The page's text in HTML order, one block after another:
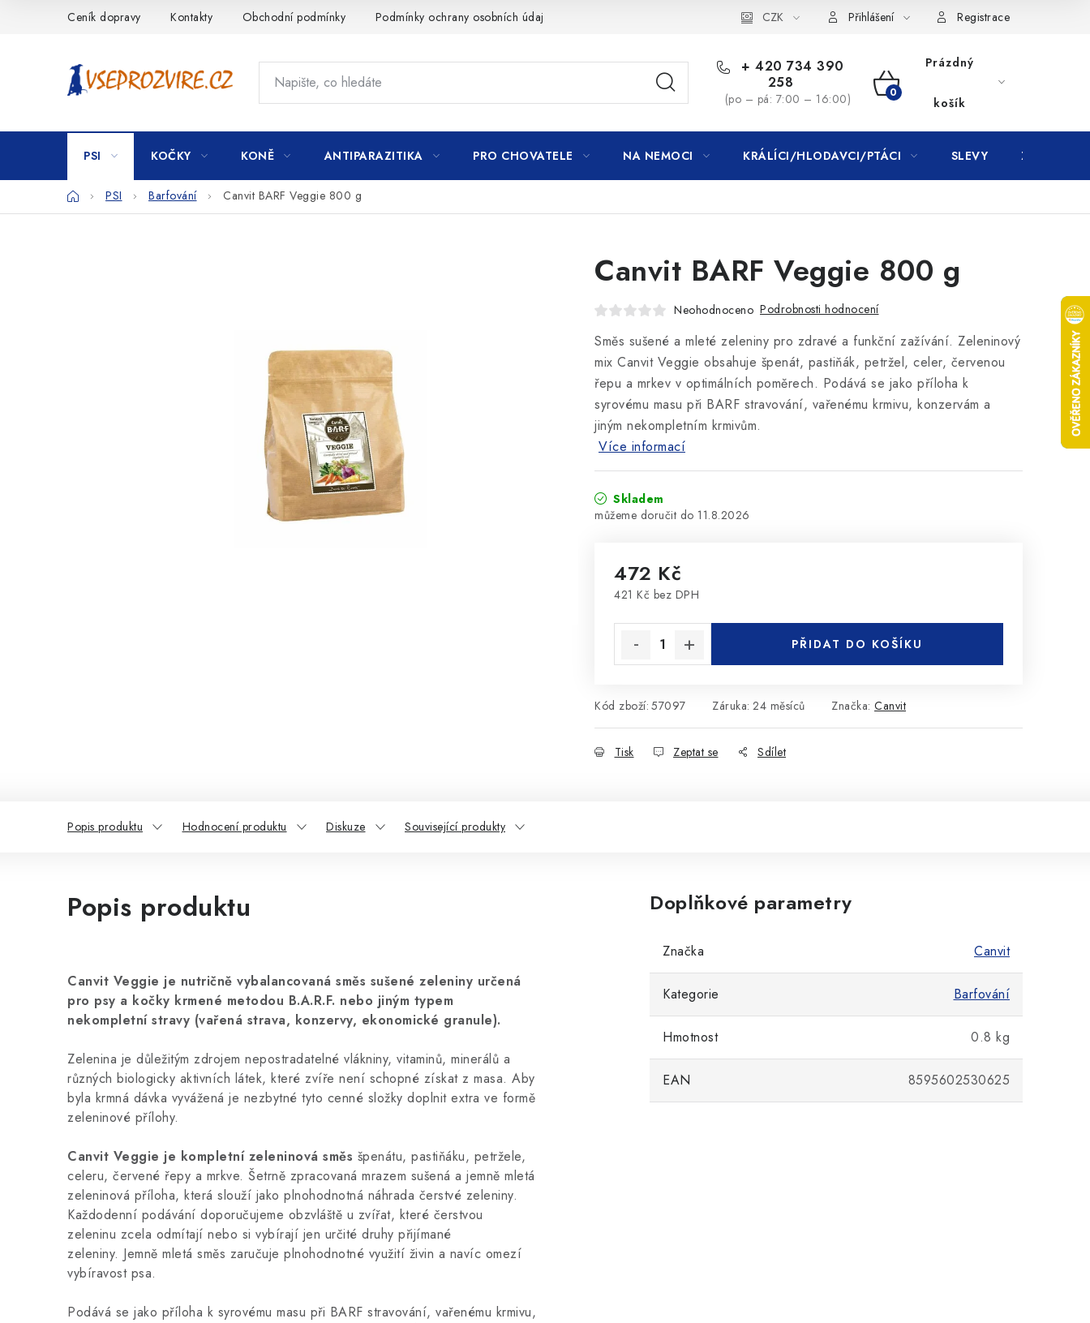
Ceník dopravy Kontakty Obchodní podmínky Podmínky ochrany osobních údajů CZK Přihlášení Registrace
+ 420 734 390
258
(po – pá: 7:00 – 16:00)
NÁKUPNÍ
KOŠÍK
Prázdný
košík
PSI KOČKY KONĚ ANTIPARAZITIKA PRO CHOVATELE NA NEMOCI KRÁLÍCI/HLODAVCI/PTÁCI SLEVY ZNAČKY
DomůPSI Barfování Canvit BARF Veggie 800 g
Canvit BARF Veggie 800 g
Neohodnoceno Podrobnosti hodnocení
Směs sušené a mleté zeleniny pro zdravé a funkční zažívání. Zeleninový
mix Canvit Veggie obsahuje špenát, pastiňák, petržel, celer, červenou
řepu a mrkev v optimálních poměrech. Podává se jako příloha k
syrovému masu při BARF stravování, vařenému krmivu, konzervám a
jiným nekompletním krmivům.
Více informací
Skladem
11.8.2026
472 Kč
421 Kč bez DPH
PŘIDAT DO KOŠÍKU
Kód zboží: 57097 Záruka: 24 měsíců Značka: Canvit
Tisk Zeptat se Sdílet
Popis produktu Hodnocení produktu Diskuze Související produkty
Popis produktu
Canvit Veggie je nutričně vybalancovaná směs sušené zeleniny určená
pro psy a kočky krmené metodou B.A.R.F. nebo jiným typem
nekompletní stravy (vařená strava, konzervy, ekonomické granule).
Zelenina je důležitým zdrojem nepostradatelné vlákniny, vitaminů, minerálů a
různých biologicky aktivních látek, které zvíře není schopné získat z masa. Aby
byla krmná dávka vyvážená je nezbytné tyto cenné složky doplnit extra ve formě
zeleninové přílohy.
Canvit Veggie je kompletní zeleninová směs špenátu, pastiňáku, petržele,
celeru, červené řepy a mrkve. Šetrně zpracovaná mrazem sušená a jemně mletá
zeleninová příloha, která slouží jako plnohodnotná náhrada čerstvé zeleniny.
Každodenní podávání doporučujeme obzvláště u zvířat, které čerstvou
zeleninu zcela odmítají nebo si vybírají jen určité druhy přijímané
zeleniny. Jemně mletá směs zaručuje plnohodnotné využití živin a navíc omezí
vybíravost psa.
Podává se jako příloha k syrovému masu při BARF stravování, vařenému krmivu,
Doplňkové parametry
Značka Canvit
Kategorie Barfování
Hmotnost 0.8 kg
EAN 8595602530625